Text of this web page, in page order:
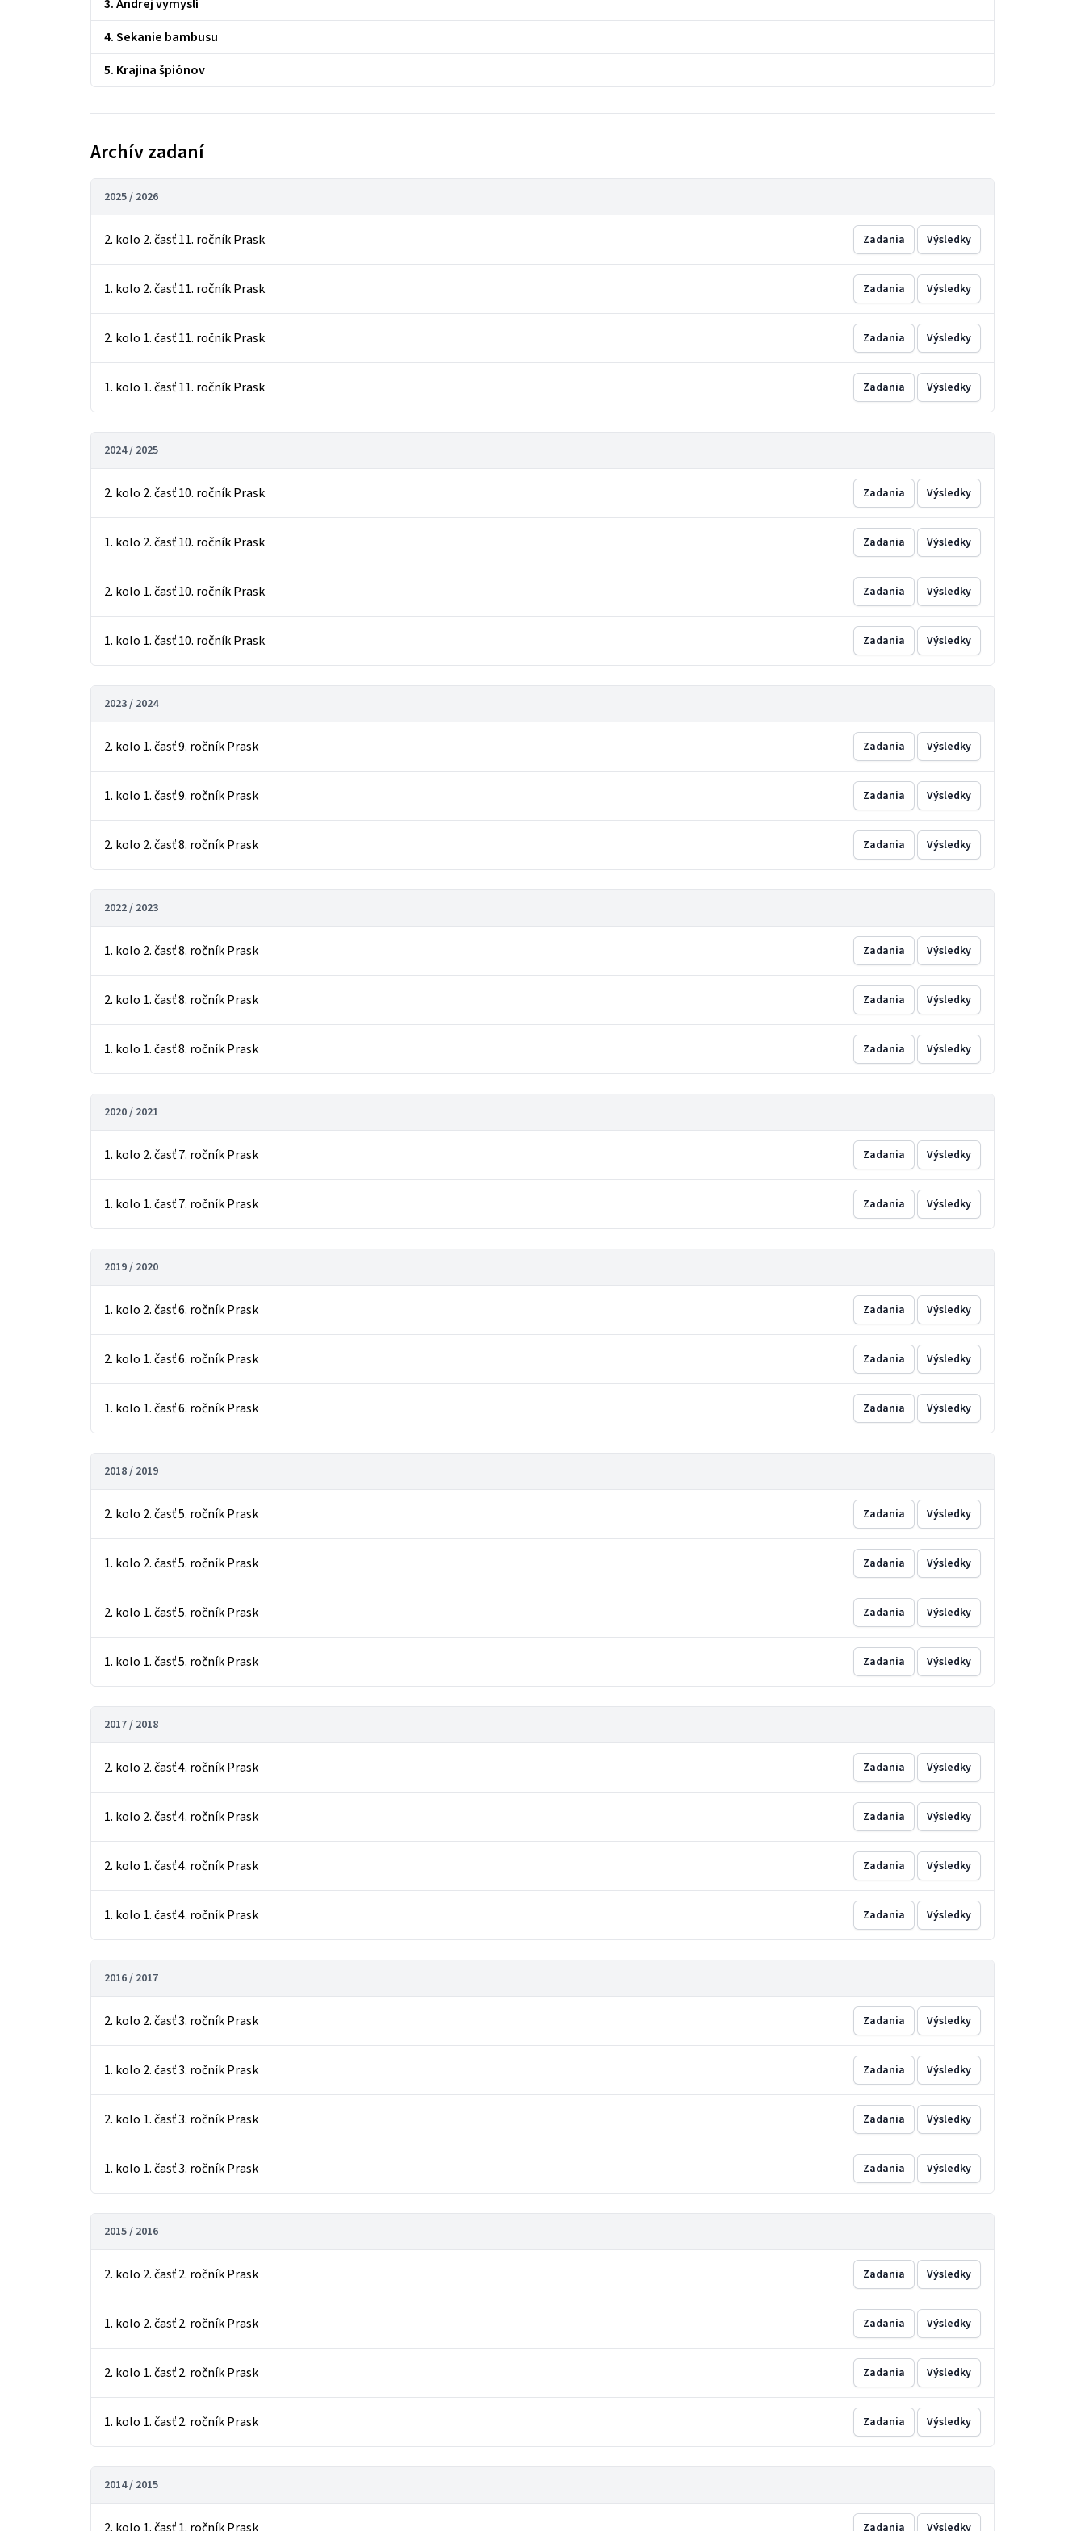
3. Andrej vymyslí
4. Sekanie bambusu
5. Krajina špiónov
Archív zadaní
2025 / 2026
2. kolo 2. časť 11. ročník Prask Zadania Výsledky
1. kolo 2. časť 11. ročník Prask Zadania Výsledky
2. kolo 1. časť 11. ročník Prask Zadania Výsledky
1. kolo 1. časť 11. ročník Prask Zadania Výsledky
2024 / 2025
2. kolo 2. časť 10. ročník Prask Zadania Výsledky
1. kolo 2. časť 10. ročník Prask Zadania Výsledky
2. kolo 1. časť 10. ročník Prask Zadania Výsledky
1. kolo 1. časť 10. ročník Prask Zadania Výsledky
2023 / 2024
2. kolo 1. časť 9. ročník Prask Zadania Výsledky
1. kolo 1. časť 9. ročník Prask Zadania Výsledky
2. kolo 2. časť 8. ročník Prask Zadania Výsledky
2022 / 2023
1. kolo 2. časť 8. ročník Prask Zadania Výsledky
2. kolo 1. časť 8. ročník Prask Zadania Výsledky
1. kolo 1. časť 8. ročník Prask Zadania Výsledky
2020 / 2021
1. kolo 2. časť 7. ročník Prask Zadania Výsledky
1. kolo 1. časť 7. ročník Prask Zadania Výsledky
2019 / 2020
1. kolo 2. časť 6. ročník Prask Zadania Výsledky
2. kolo 1. časť 6. ročník Prask Zadania Výsledky
1. kolo 1. časť 6. ročník Prask Zadania Výsledky
2018 / 2019
2. kolo 2. časť 5. ročník Prask Zadania Výsledky
1. kolo 2. časť 5. ročník Prask Zadania Výsledky
2. kolo 1. časť 5. ročník Prask Zadania Výsledky
1. kolo 1. časť 5. ročník Prask Zadania Výsledky
2017 / 2018
2. kolo 2. časť 4. ročník Prask Zadania Výsledky
1. kolo 2. časť 4. ročník Prask Zadania Výsledky
2. kolo 1. časť 4. ročník Prask Zadania Výsledky
1. kolo 1. časť 4. ročník Prask Zadania Výsledky
2016 / 2017
2. kolo 2. časť 3. ročník Prask Zadania Výsledky
1. kolo 2. časť 3. ročník Prask Zadania Výsledky
2. kolo 1. časť 3. ročník Prask Zadania Výsledky
1. kolo 1. časť 3. ročník Prask Zadania Výsledky
2015 / 2016
2. kolo 2. časť 2. ročník Prask Zadania Výsledky
1. kolo 2. časť 2. ročník Prask Zadania Výsledky
2. kolo 1. časť 2. ročník Prask Zadania Výsledky
1. kolo 1. časť 2. ročník Prask Zadania Výsledky
2014 / 2015
Zadania Výsledky